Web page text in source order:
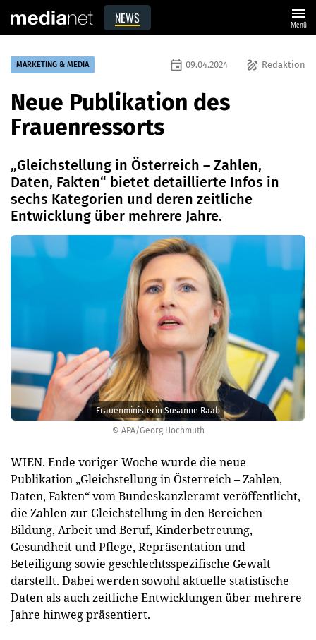
NEWS menu
Menü
© APA/Georg Hochmuth
Frauenministerin Susanne Raab
MARKETING & MEDIA draw Redaktion
event 09.04.2024
Neue Publikation des
Frauenressorts
„Gleichstellung in Österreich – Zahlen,
Daten, Fakten“ bietet detaillierte Infos in
sechs Kategorien und deren zeitliche
Entwicklung über mehrere Jahre.
WIEN. Ende voriger Woche wurde die neue
Publikation „Gleichstellung in Österreich – Zahlen,
Daten, Fakten“ vom Bundeskanzleramt veröffentlicht,
die Zahlen zur Gleichstellung in den Bereichen
Bildung, Arbeit und Beruf, Kinderbetreuung,
Gesundheit und Pflege, Repräsentation und
Beteiligung sowie geschlechtsspezifische Gewalt
darstellt. Dabei werden sowohl aktuelle statistische
Daten als auch zeitliche Entwicklungen über mehrere
Jahre hinweg präsentiert.